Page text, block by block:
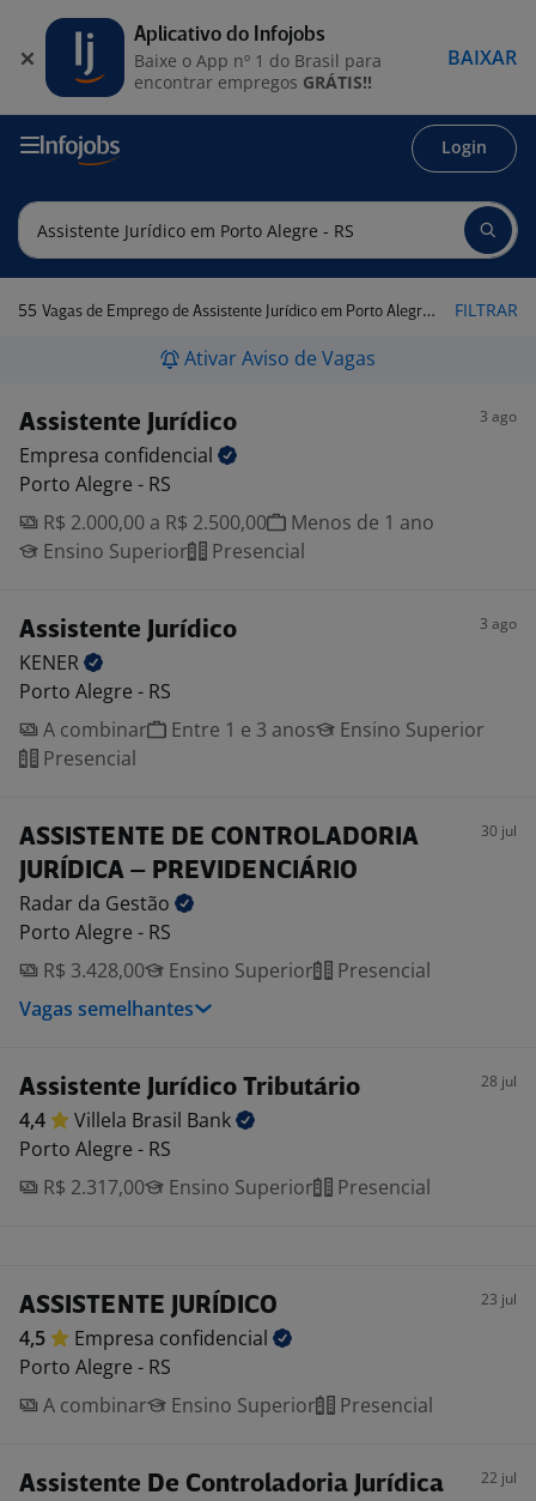
Login
55 Vagas de Emprego de Assistente Jurídico em Porto Alegre - RS FILTRAR
Ativar Aviso de Vagas
Assistente Jurídico 3 ago
Empresa confidencial
Porto Alegre - RS
R$ 2.000,00 a R$ 2.500,00
Menos de 1 ano
Ensino Superior
Presencial
Assistente Jurídico 3 ago
KENER
Porto Alegre - RS
A combinar
Entre 1 e 3 anos
Ensino Superior
Presencial
ASSISTENTE DE CONTROLADORIA
JURÍDICA – PREVIDENCIÁRIO
30 jul
Radar da Gestão
Porto Alegre - RS
R$ 3.428,00
Ensino Superior
Presencial
Vagas semelhantes
Assistente Jurídico Tributário 28 jul
4,4 Villela Brasil Bank
Porto Alegre - RS
R$ 2.317,00
Ensino Superior Presencial
ASSISTENTE JURÍDICO 23 jul
4,5 Empresa confidencial
Porto Alegre - RS
A combinar
Ensino Superior Presencial
Assistente De Controladoria Jurídica 22 jul
Aplicativo do Infojobs
Baixe o App nº 1 do Brasil para
encontrar empregos GRÁTIS!!
BAIXAR